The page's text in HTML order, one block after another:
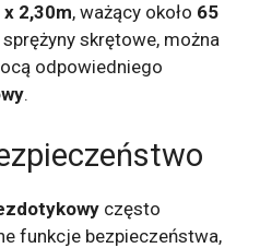
x 2,30m, ważący około 65
skrętowe, można
odpowiedniego
.
często
funkcje bezpieczeństwa,